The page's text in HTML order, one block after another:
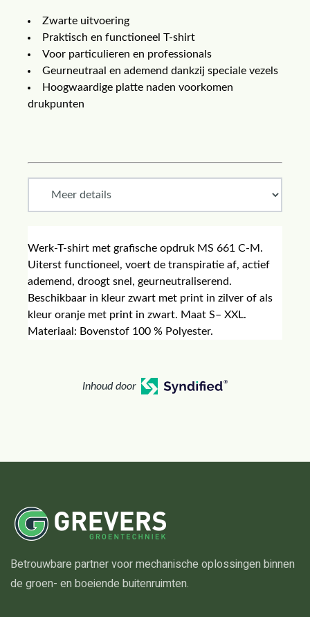
Zwarte uitvoering
Praktisch en functioneel T-shirt
Voor particulieren en professionals
Geurneutraal en ademend dankzij speciale vezels
Hoogwaardige platte naden voorkomen
drukpunten
Werk-T-shirt met grafische opdruk MS 661 C-M.
Uiterst functioneel, voert de transpiratie af, actief
ademend, droogt snel, geurneutraliserend.
Beschikbaar in kleur zwart met print in zilver of als
kleur oranje met print in zwart. Maat S– XXL.
Materiaal: Bovenstof 100 % Polyester.
Inhoud door
Betrouwbare partner voor mechanische oplossingen binnen
de groen- en boeiende buitenruimten.